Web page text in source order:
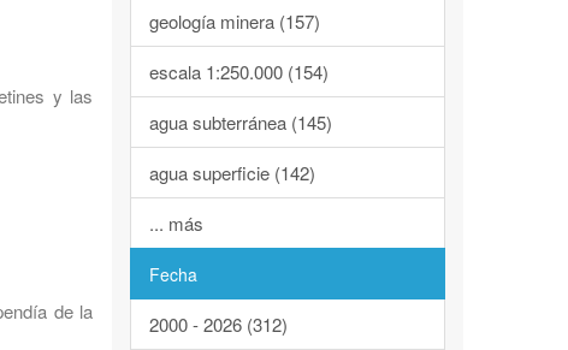
y las
de la
geología minera (157)
escala 1:250.000 (154)
agua subterránea (145)
agua superficie (142)
... más
Fecha
2000 - 2026 (312)